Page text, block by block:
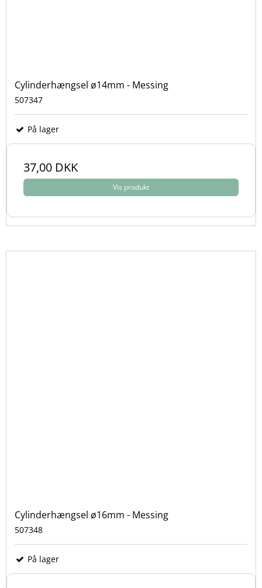
Cylinderhængsel ø14mm - Messing
507347
På lager
37,00 DKK
Vis produkt
Cylinderhængsel ø16mm - Messing
507348
På lager